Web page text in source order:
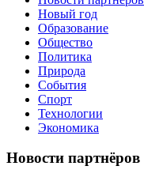
Новый год
Образование
Общество
Политика
Природа
События
Спорт
Технологии
Экономика
Новости партнёров